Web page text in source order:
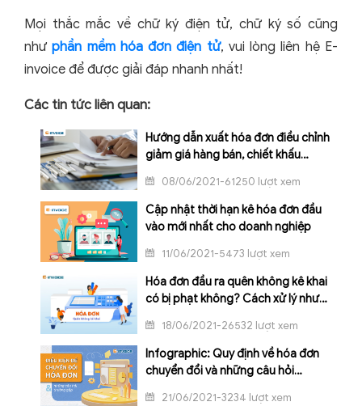
Mọi thắc mắc về chữ ký điện tử, chữ ký số cũng
nhưphần mềm hóa đơn điện tử, vui lòng liên hệ E-
invoice để được giải đáp nhanh nhất!
Các tin tức liên quan:
Hướng dẫn xuất hóa đơn điều chỉnh
giảm giá hàng bán, chiết khấu
08/06/2021-61250 lượt xem
Cập nhật thời hạn kê hóa đơn đầu
vào mới nhất cho doanh nghiệp
11/06/2021-5473 lượt xem
Hóa đơn đầu ra quên không kê khai
có bị phạt không? Cách xử lý như
18/06/2021-26532 lượt xem
Infographic: Quy định về hóa đơn
chuyển đổi và những câu hỏi
21/06/2021-3234 lượt xem